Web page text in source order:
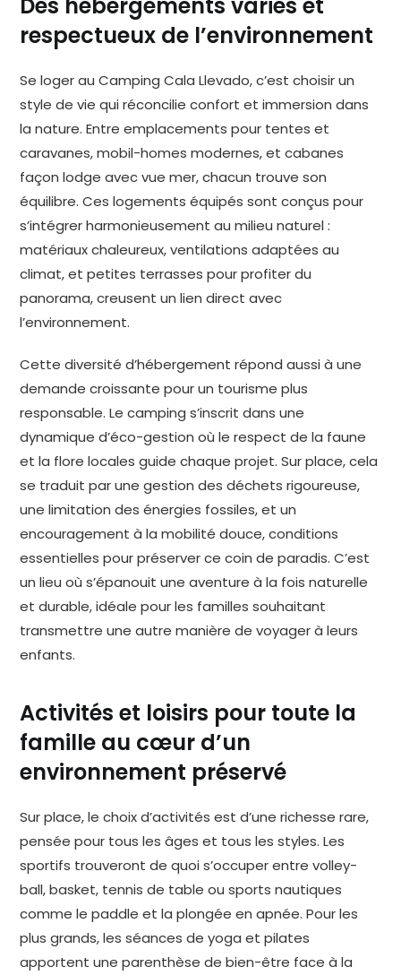
respectueux de l’environnement
Se loger au Camping Cala Llevado, c’est choisir un
style de vie qui réconcilie confort et immersion dans
la nature. Entre emplacements pour tentes et
caravanes, mobil-homes modernes, et cabanes
façon lodge avec vue mer, chacun trouve son
équilibre. Ces logements équipés sont conçus pour
s’intégrer harmonieusement au milieu naturel :
matériaux chaleureux, ventilations adaptées au
climat, et petites terrasses pour profiter du
panorama, creusent un lien direct avec
l’environnement.
Cette diversité d’hébergement répond aussi à une
demande croissante pour un tourisme plus
responsable. Le camping s’inscrit dans une
dynamique d’éco-gestion où le respect de la faune
et la flore locales guide chaque projet. Sur place, cela
se traduit par une gestion des déchets rigoureuse,
une limitation des énergies fossiles, et un
encouragement à la mobilité douce, conditions
essentielles pour préserver ce coin de paradis. C’est
un lieu où s’épanouit une aventure à la fois naturelle
et durable, idéale pour les familles souhaitant
transmettre une autre manière de voyager à leurs
enfants.
Activités et loisirs pour toute la
famille au cœur d’un
environnement préservé
Sur place, le choix d’activités est d’une richesse rare,
pensée pour tous les âges et tous les styles. Les
sportifs trouveront de quoi s’occuper entre volley-
ball, basket, tennis de table ou sports nautiques
comme le paddle et la plongée en apnée. Pour les
plus grands, les séances de yoga et pilates
apportent une parenthèse de bien-être face à la